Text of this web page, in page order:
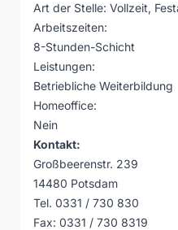
Art der Stelle: Vollzeit,
Arbeitszeiten:
8-Stunden-Schicht
Leistungen:
Betriebliche Weiterbildung
Homeoffice:
Nein
Kontakt:
Großbeerenstr. 239
14480 Potsdam
Tel. 0331 / 730 830
Fax: 0331 / 730 8319